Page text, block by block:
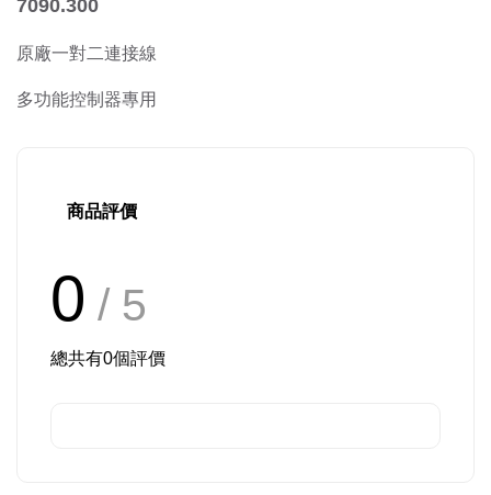
7090.300
原廠一對二連接線
多功能控制器專用
商品評價
0 / 5
總共有0個評價